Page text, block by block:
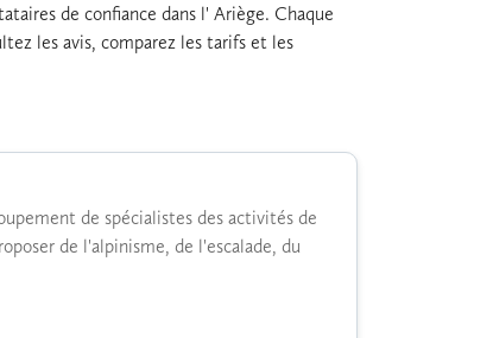
de confiance dans l' Ariège. Chaque
les avis, comparez les tarifs et les
de spécialistes des activités de
de l'alpinisme, de l'escalade, du